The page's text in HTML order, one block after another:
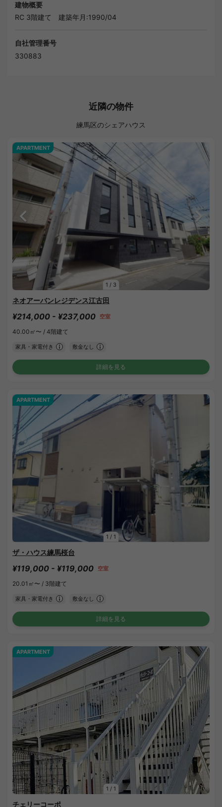
建物概要
RC 3階建て
建築年月:1990/04
自社管理番号
330883
近隣の物件
練馬区のシェアハウス
1 / 3
APARTMENT
ネオアーバンレジデンス江古田
¥214,000 - ¥237,000 空室
40.00㎡〜 / 4階建て
家具・家電付き 敷金なし
詳細を見る
1 / 1
APARTMENT
ザ・ハウス練馬桜台
¥119,000 - ¥119,000 空室
20.01㎡〜 / 3階建て
家具・家電付き 敷金なし
詳細を見る
1 / 1
APARTMENT
チェリーコーポ